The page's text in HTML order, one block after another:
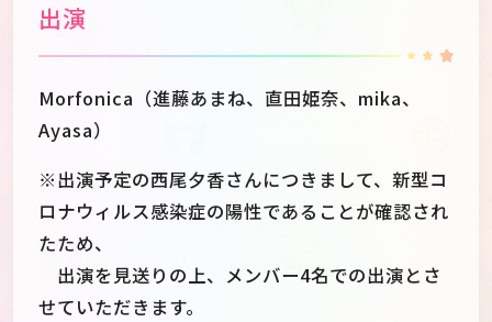
出演
Morfonica（進藤あまね、直田姫奈、mika、
Ayasa）
※出演予定の西尾夕香さんにつきまして、新型コ
ロナウィルス感染症の陽性であることが確認され
たため、
出演を見送りの上、メンバー4名での出演とさ
せていただきます。